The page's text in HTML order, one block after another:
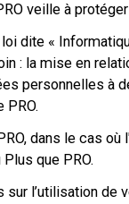
veille à
dite «
: la mise en
personnelles
dans le cas
que PRO.
l’utilisation de